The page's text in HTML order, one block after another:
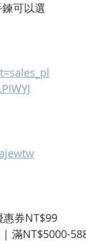
可以選
惠券NT$99
滿NT$5000-